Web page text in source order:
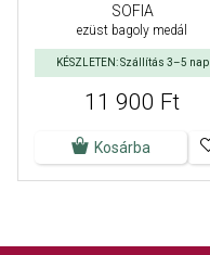
SOFIA
ezüst bagoly medál
KÉSZLETEN: Szállítás 3–5 nap
11 900 Ft
Kosárba